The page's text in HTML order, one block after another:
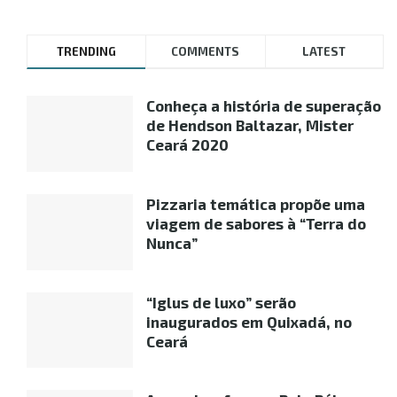
TRENDING COMMENTS LATEST
Conheça a história de superação
de Hendson Baltazar, Mister
Ceará 2020
Pizzaria temática propõe uma
viagem de sabores à “Terra do
Nunca”
“Iglus de luxo” serão
inaugurados em Quixadá, no
Ceará